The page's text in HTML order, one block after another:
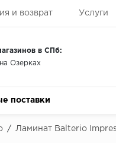
и возврат Услуги
в СПб:
Озерках
поставки
/ Ламинат Balterio